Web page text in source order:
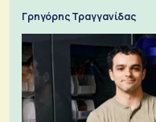
Γρηγόρης Τραγγανίδας